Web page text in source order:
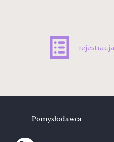
rejestracja
Pomysłodawca